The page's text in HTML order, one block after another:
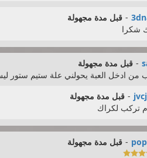
- قبل مدة مجهولة
شكرا
- قبل مدة مجهولة
من ادخل العبة يحولني علة ستيم ستور
- قبل مدة مجهولة
تركب لكراك
- قبل مدة مجهولة